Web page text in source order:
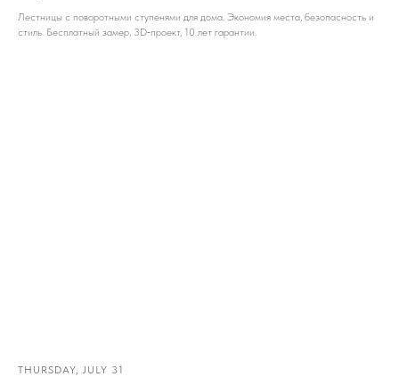
Лестницы с поворотными ступенями для дома. Экономия места, безопасность и
стиль. Бесплатный замер, 3D‑проект, 10 лет гарантии.
THURSDAY, JULY 31